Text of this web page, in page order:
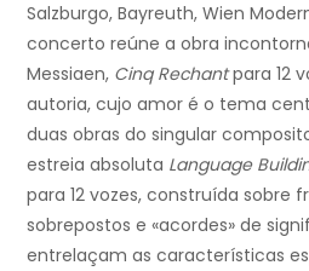
Salzburgo, Bayreuth, Wien
concerto reúne a obra
Messiaen, Cinq Rechantpara 12
autoria, cujo amor é o tema
duas obras do singular
estreia absoluta Language
para 12 vozes, construída sobre
sobrepostos e «acordes» de
entrelaçam as características